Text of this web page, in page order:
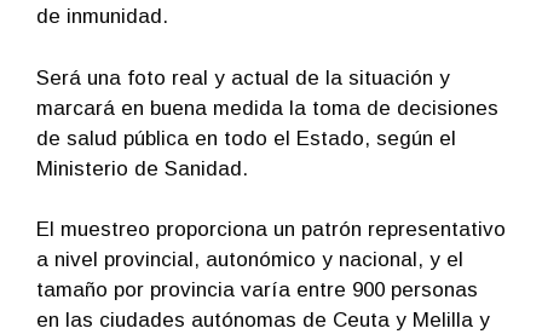
de inmunidad.
Será una foto real y actual de la situación y
marcará en buena medida la toma de decisiones
de salud pública en todo el Estado, según el
Ministerio de Sanidad.
El muestreo proporciona un patrón representativo
a nivel provincial, autonómico y nacional, y el
tamaño por provincia varía entre 900 personas
en las ciudades autónomas de Ceuta y Melilla y